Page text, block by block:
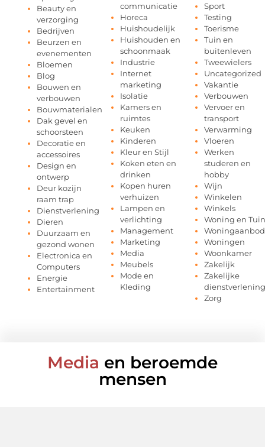
Beauty en
verzorging
Bedrijven
Beurzen en
evenementen
Bloemen
Blog
Bouwen en
verbouwen
Bouwmaterialen
Dak gevel en
schoorsteen
Decoratie en
accessoires
Design en
ontwerp
Deur kozijn
raam trap
Dienstverlening
Dieren
Duurzaam en
gezond wonen
Electronica en
Computers
Energie
Entertainment
communicatie
Horeca
Huishoudelijk
Huishouden en
schoonmaak
Industrie
Internet
marketing
Isolatie
Kamers en
ruimtes
Keuken
Kinderen
Kleur en Stijl
Koken eten en
drinken
Kopen huren
verhuizen
Lampen en
verlichting
Management
Marketing
Media
Meubels
Mode en
Kleding
Sport
Testing
Toerisme
Tuin en
buitenleven
Tweewielers
Uncategorized
Vakantie
Verbouwen
Vervoer en
transport
Verwarming
Vloeren
Werken
studeren en
hobby
Wijn
Winkelen
Winkels
Woning en Tuin
Woningaanbod
Woningen
Woonkamer
Zakelijk
Zakelijke
dienstverlening
Zorg
Media en beroemde
mensen